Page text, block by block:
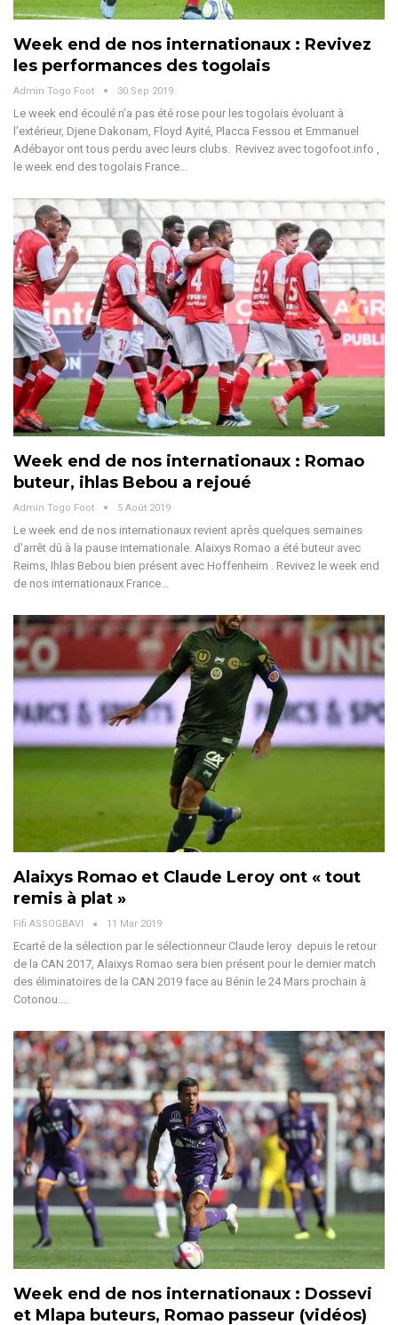
Week end de nos internationaux : Revivez
les performances des togolais
Admin Togo Foot 30 Sep 2019
Le week end écoulé n’a pas été rose pour les togolais évoluant à
l’extérieur, Djene Dakonam, Floyd Ayité, Placca Fessou et Emmanuel
Adébayor ont tous perdu avec leurs clubs. Revivez avec togofoot.info ,
le week end des togolais France…
Week end de nos internationaux : Romao
buteur, ihlas Bebou a rejoué
Admin Togo Foot 5 Août 2019
Le week end de nos internationaux revient après quelques semaines
d'arrêt dû à la pause internationale. Alaixys Romao a été buteur avec
Reims, Ihlas Bebou bien présent avec Hoffenheim . Revivez le week end
de nos internationaux France…
Alaixys Romao et Claude Leroy ont « tout
remis à plat »
Fifi ASSOGBAVI 11 Mar 2019
Ecarté de la sélection par le sélectionneur Claude leroy depuis le retour
de la CAN 2017, Alaixys Romao sera bien présent pour le dernier match
des éliminatoires de la CAN 2019 face au Bénin le 24 Mars prochain à
Cotonou.…
Week end de nos internationaux : Dossevi
et Mlapa buteurs, Romao passeur (vidéos)